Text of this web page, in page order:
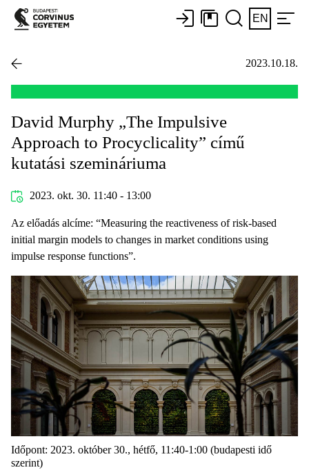
EN
2023.10.18.
David Murphy „The Impulsive
Approach to Procyclicality” című
kutatási szemináriuma
2023. okt. 30. 11:40 - 13:00
Az előadás alcíme: “Measuring the reactiveness of risk-based
initial margin models to changes in market conditions using
impulse response functions”.
Időpont: 2023. október 30., hétfő, 11:40-1:00 (budapesti idő
szerint)